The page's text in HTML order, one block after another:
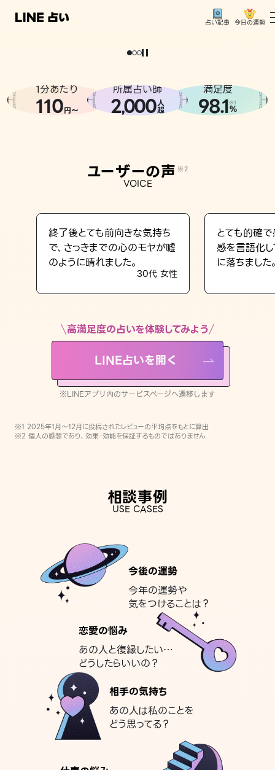
占い記事 今日の運勢
相談事例
LINE占いを開く
※LINEアプリ内のサービスページへ遷移します
どうせなら
。
1分あたり
110円〜
所属占い師
2,000人
超
満足度
98.1※1
%
ユーザーの声 ※2
VOICE
終了後とても前向きな気持ち
で、さっきまでの心のモヤが嘘
のように晴れました。
30代 女性
とても的確
感を言語化
に落ちました
高満足度の占いを体験してみよう
LINE占いを開く
※LINEアプリ内のサービスページへ遷移します
※1 2025年1月〜12月に投稿されたレビューの平均点をもとに算出
※2 個人の感想であり、効果・効能を保証するものではありません
相談事例
USE CASES
今後の運勢
今年の運勢や
気をつけることは？
恋愛の悩み
あの人と復縁したい…
どうしたらいいの？
相手の気持ち
あの人は私のことを
どう思ってる？